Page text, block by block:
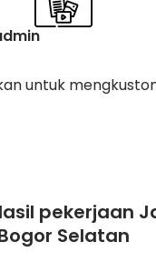
untuk
pekerjaan
Selatan